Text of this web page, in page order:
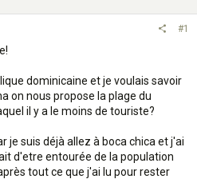
#1
dominicaine et je voulais savoir
on nous propose la plage du
il y a le moins de touriste?
je suis déjà allez à boca chica et j'ai
d'etre entourée de la population
tout ce que j'ai lu pour rester